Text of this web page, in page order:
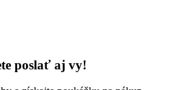
poslať aj vy!